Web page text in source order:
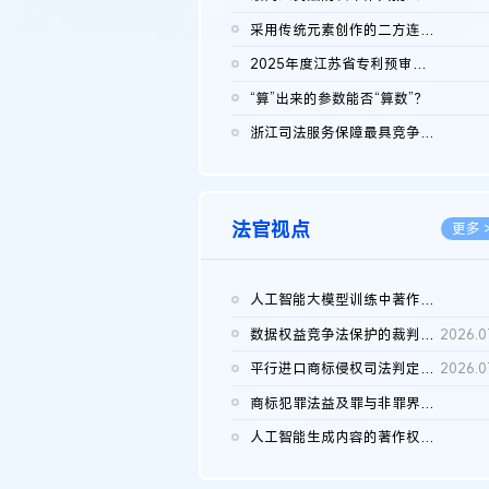
采用传统元素创作的二方连续装饰图案作品的独创性及侵权对比认定
2025年度江苏省专利预审典型案例
“算”出来的参数能否“算数”？
浙江司法服务保障最具竞争力营商环境建设典型案例（第二批）含侵...
法官视点 更多
人工智能大模型训练中著作权的合理使用
数据权益竞争法保护的裁判路径构建
平行进口商标侵权司法判定规则的困境与纾解
商标犯罪法益及罪与非罪界限研究
人工智能生成内容的著作权司法认定：演进逻辑、现实困境与规则建...